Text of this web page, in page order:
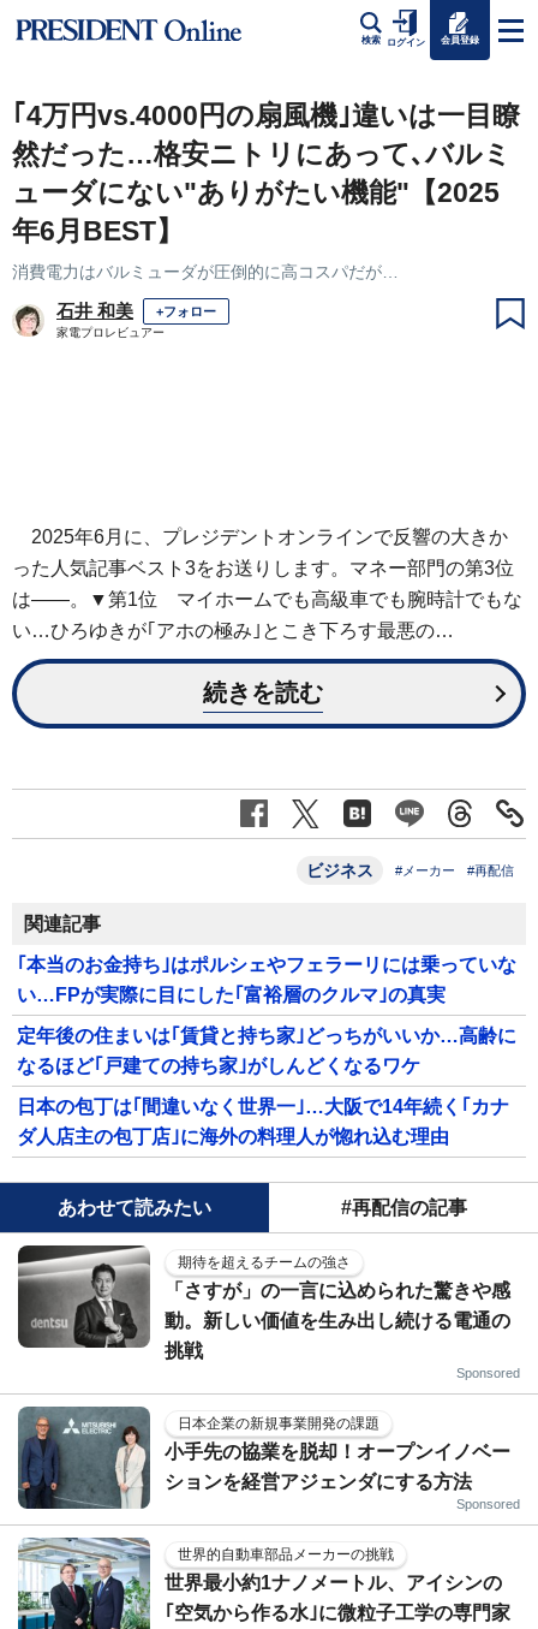
検索 ログイン 会員登録
｢4万円vs.4000円の扇風機｣違いは一目瞭
然だった…格安ニトリにあって､バルミ
ューダにない"ありがたい機能"【2025
年6月BEST】
消費電力はバルミューダが圧倒的に高コスパだが…
石井 和美 +フォロー
家電プロレビュアー
2025年6月に、プレジデントオンラインで反響の大きか
った人気記事ベスト3をお送りします。マネー部門の第3位
は――。▼第1位 マイホームでも高級車でも腕時計でもな
い…ひろゆきが｢アホの極み｣とこき下ろす最悪の…
続きを読む
ビジネス #メーカー #再配信
関連記事
｢本当のお金持ち｣はポルシェやフェラーリには乗っていな
い…FPが実際に目にした｢富裕層のクルマ｣の真実
定年後の住まいは｢賃貸と持ち家｣どっちがいいか…高齢に
なるほど｢戸建ての持ち家｣がしんどくなるワケ
日本の包丁は｢間違いなく世界一｣…大阪で14年続く｢カナ
ダ人店主の包丁店｣に海外の料理人が惚れ込む理由
あわせて読みたい #再配信の記事
期待を超えるチームの強さ
「さすが」の一言に込められた驚きや感
動。新しい価値を生み出し続ける電通の
挑戦
Sponsored
日本企業の新規事業開発の課題
小手先の協業を脱却！オープンイノベー
ションを経営アジェンダにする方法
Sponsored
世界的自動車部品メーカーの挑戦
世界最小約1ナノメートル、アイシンの
｢空気から作る水｣に微粒子工学の専門家